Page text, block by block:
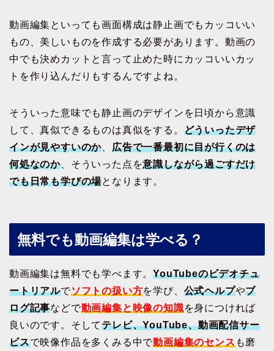
動画編集といっても画面構成は静止画でもカッコいい
もの、美しいものを作成する必要があります。動画の
中でも決めカットと言って止めた時にカッコいいカッ
トを作り込んだりもするんですよね。
そういった意味でも静止画のデザインを日頃から意識
して、真似できるものは真似をする。 どういったデザ
インが見やすいのか 、広告で一番最初に目が行くのは
何処なのか 、そういった点を意識しながら過ごすだけ
でも日常も学びの場となります。
無料でも動画編集は学べる？
動画編集は無料でも学べます。YouTubeのビデオチュ
ートリアルでソフトの扱い方を学び、 公式ヘルプやブ
ログ記事などで動画編集と映像の知識を身につければ
良いのです。そしてテレビ、YouTube、動画配信サー
ビスで映像作品を多くみる中で動画編集のセンス も磨